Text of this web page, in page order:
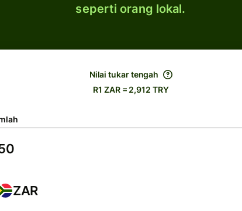
seperti orang lokal.
Nilai tukar tengah
R1 ZAR = 2,912 TRY
ZAR